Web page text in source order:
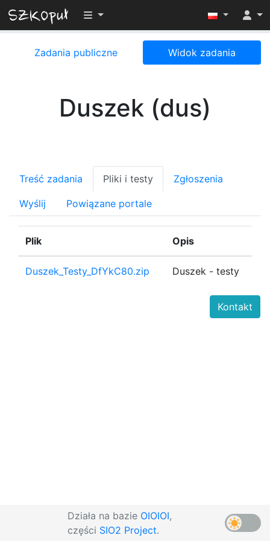
Przełącz widoczność menu
Zadania publiczne Widok zadania
Duszek (dus)
Treść zadania Pliki i testy Zgłoszenia
Wyślij Powiązane portale
Plik Opis
Duszek_Testy_DfYkC80.zip Duszek - testy
Działa na bazie OIOIOI,
części SIO2 Project.
Kontakt